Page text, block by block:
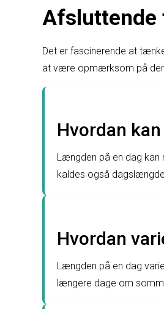
Afsluttende
Det er fascinerende at
at være opmærksom på
Hvordan
Længden på en dag
kaldes også
Hvordan
Længden på en dag
længere dage om